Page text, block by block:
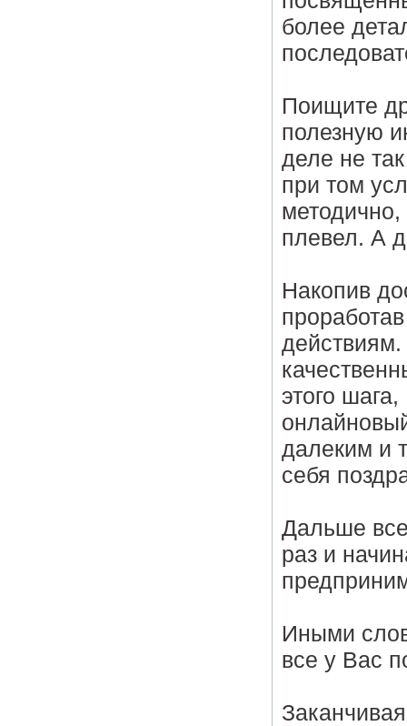
более
Поищите
полезную
деле не
при том
методично,
плевел. А
Накопив
этого
далеким и
себя
Дальше
раз и
Иными
все у Вас